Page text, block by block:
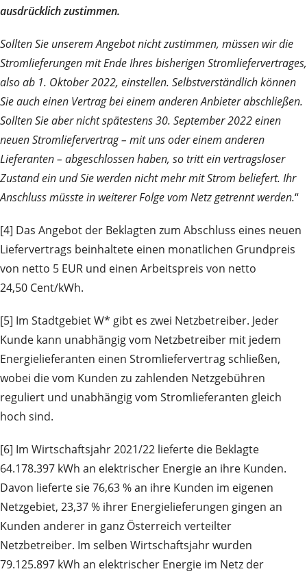
ausdrücklich zustimmen.
Sollten Sie unserem Angebot nicht zustimmen, müssen wir die
Stromlieferungen mit Ende Ihres bisherigen Stromliefervertrages,
also ab 1. Oktober 2022, einstellen. Selbstverständlich können
Sie auch einen Vertrag bei einem anderen Anbieter abschließen.
Sollten Sie aber nicht spätestens 30. September 2022 einen
neuen Stromliefervertrag – mit uns oder einem anderen
Lieferanten – abgeschlossen haben, so tritt ein vertragsloser
Zustand ein und Sie werden nicht mehr mit Strom beliefert. Ihr
Anschluss müsste in weiterer Folge vom Netz getrennt werden.“
[4] Das Angebot der Beklagten zum Abschluss eines neuen
Liefervertrags beinhaltete einen monatlichen Grundpreis
von netto 5 EUR und einen Arbeitspreis von netto
24,50 Cent/kWh.
[5] Im Stadtgebiet W* gibt es zwei Netzbetreiber. Jeder
Kunde kann unabhängig vom Netzbetreiber mit jedem
Energielieferanten einen Stromliefervertrag schließen,
wobei die vom Kunden zu zahlenden Netzgebühren
reguliert und unabhängig vom Stromlieferanten gleich
hoch sind.
[6] Im Wirtschaftsjahr 2021/22 lieferte die Beklagte
64.178.397 kWh an elektrischer Energie an ihre Kunden.
Davon lieferte sie 76,63 % an ihre Kunden im eigenen
Netzgebiet, 23,37 % ihrer Energielieferungen gingen an
Kunden anderer in ganz Österreich verteilter
Netzbetreiber. Im selben Wirtschaftsjahr wurden
79.125.897 kWh an elektrischer Energie im Netz der